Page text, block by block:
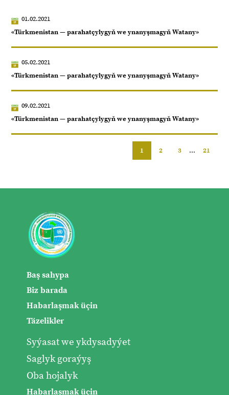
01.02.2021
«Türkmenistan — parahatçylygyň we ynanyşmagyň Watany»
05.02.2021
«Türkmenistan — parahatçylygyň we ynanyşmagyň Watany»
09.02.2021
«Türkmenistan — parahatçylygyň we ynanyşmagyň Watany»
1 2 3 ... 21
Baş sahypa
Biz barada
Habarlaşmak üçin
Täzelikler
Syýasat we ykdysadyýet
Saglyk goraýyş
Oba hojalyk
Habarlaşmak üçin